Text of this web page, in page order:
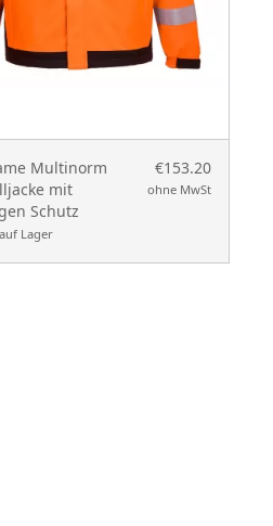
Multinorm
mit
Schutz
Lager
€153.20
ohne MwSt